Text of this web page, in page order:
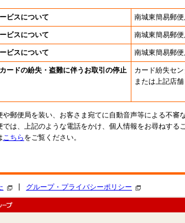
ビスについて 南城東簡易郵
ビスについて 南城東簡易郵
ビスについて 南城東簡易郵
ードの紛失・盗難に伴うお取引の停止
カード紛失セ
または上記店舗
や郵便局を装い、お客さま宛てに自動音声等による不審
では、上記のような電話をかけ、個人情報をお尋ねする
こちら をご覧ください。
グループ・プライバシーポリシー